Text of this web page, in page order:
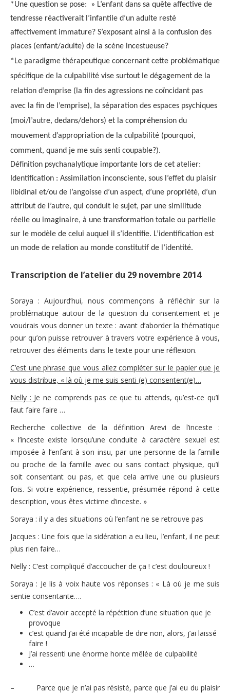
*Une question se pose: » L’enfant dans sa quête affective de
tendresse réactiverait l’infantile d’un adulte resté
affectivement immature? S’exposant ainsi à la confusion des
places (enfant/adulte) de la scène incestueuse?
*Le paradigme thérapeutique concernant cette problématique
spécifique de la culpabilité vise surtout le dégagement de la
relation d’emprise (la fin des agressions ne coïncidant pas
avec la fin de l’emprise), la séparation des espaces psychiques
(moi/l’autre, dedans/dehors) et la compréhension du
mouvement d’appropriation de la culpabilité (pourquoi,
comment, quand je me suis senti coupable?).
Définition psychanalytique importante lors de cet atelier:
Identification : Assimilation inconsciente, sous l’effet du plaisir
libidinal et/ou de l’angoisse d’un aspect, d’une propriété, d’un
attribut de l’autre, qui conduit le sujet, par une similitude
réelle ou imaginaire, à une transformation totale ou partielle
sur le modèle de celui auquel il s’identifie. L’identification est
un mode de relation au monde constitutif de l’identité.
Transcription de l’atelier du 29 novembre 2014
Soraya : Aujourd’hui, nous commençons à réfléchir sur la
problématique autour de la question du consentement et je
voudrais vous donner un texte : avant d’aborder la thématique
pour qu’on puisse retrouver à travers votre expérience à vous,
retrouver des éléments dans le texte pour une réflexion.
C’est une phrase que vous allez compléter sur le papier que je
vous distribue, « là où je me suis senti (e) consentent(e)…
Nelly : Je ne comprends pas ce que tu attends, qu’est-ce qu’il
faut faire faire …
Recherche collective de la définition Arevi de l’inceste :
« l’inceste existe lorsqu’une conduite à caractère sexuel est
imposée à l’enfant à son insu, par une personne de la famille
ou proche de la famille avec ou sans contact physique, qu’il
soit consentant ou pas, et que cela arrive une ou plusieurs
fois. Si votre expérience, ressentie, présumée répond à cette
description, vous êtes victime d’inceste. »
Soraya : il y a des situations où l’enfant ne se retrouve pas
Jacques : Une fois que la sidération a eu lieu, l’enfant, il ne peut
plus rien faire…
Nelly : C’est compliqué d’accoucher de ça ! c’est douloureux !
Soraya : Je lis à voix haute vos réponses : « Là où je me suis
sentie consentante….
C’est d’avoir accepté la répétition d’une situation que je
provoque
c’est quand j’ai été incapable de dire non, alors, j’ai laissé
faire !
J’ai ressenti une énorme honte mêlée de culpabilité
…
– Parce que je n’ai pas résisté, parce que j’ai eu du plaisir